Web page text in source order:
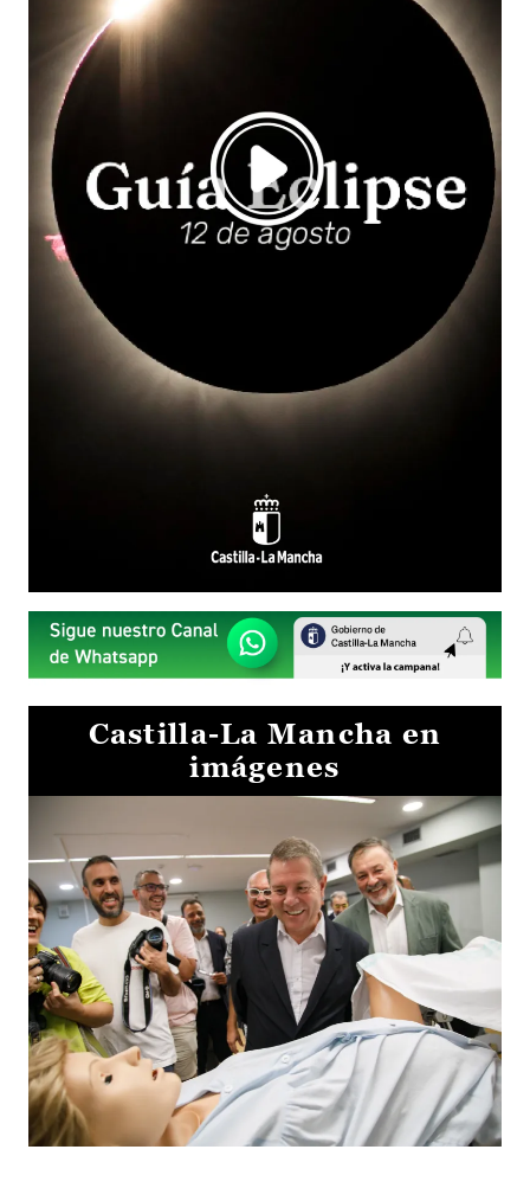
Castilla-La Mancha en
imágenes